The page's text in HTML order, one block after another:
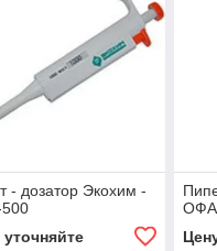
- дозатор Экохим -
уточняйте